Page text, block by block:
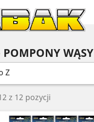
POMPONY WĄSY
Z
z 12 pozycji